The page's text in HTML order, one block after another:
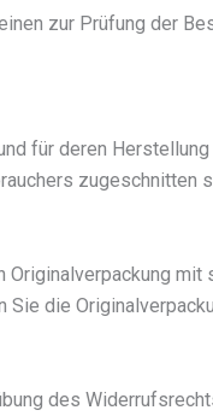
zur Prüfung der
für deren
zugeschnitten
die
des